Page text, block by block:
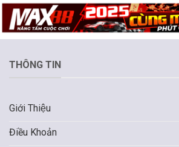
THÔNG TIN
Giới Thiệu
Điều Khoản